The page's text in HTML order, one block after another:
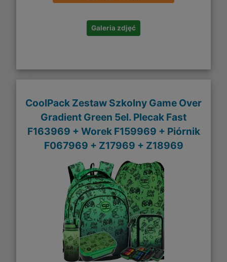
Galeria zdjęć
CoolPack Zestaw Szkolny Game Over
Gradient Green 5el. Plecak Fast
F163969 + Worek F159969 + Piórnik
F067969 + Z17969 + Z18969